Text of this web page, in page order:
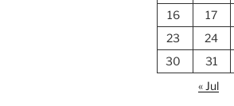
16
17
23
24
30
31
« Jul